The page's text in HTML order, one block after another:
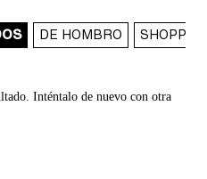
DE HOMBRO SHOPPER
Inténtalo de nuevo con otra